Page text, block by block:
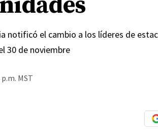
notificó el cambio a los líderes de
30 de noviembre
MST